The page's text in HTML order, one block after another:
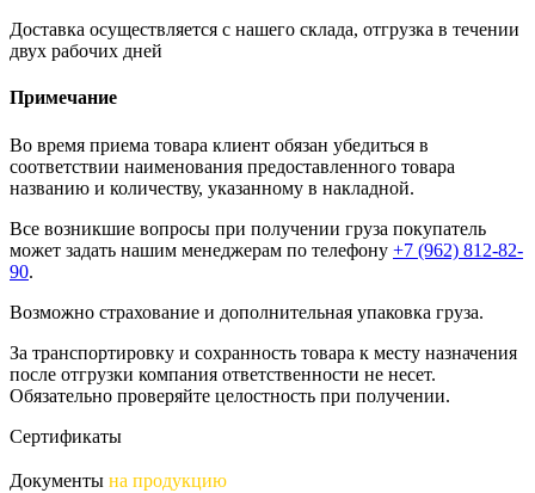
Доставка осуществляется с нашего склада, отгрузка в течении
двух рабочих дней
Примечание
Во время приема товара клиент обязан убедиться в
соответствии наименования предоставленного товара
названию и количеству, указанному в накладной.
Все возникшие вопросы при получении груза покупатель
может задать нашим менеджерам по телефону +7 (962) 812-82-
90.
Возможно страхование и дополнительная упаковка груза.
За транспортировку и сохранность товара к месту назначения
после отгрузки компания ответственности не несет.
Обязательно проверяйте целостность при получении.
Сертификаты
Документы на продукцию